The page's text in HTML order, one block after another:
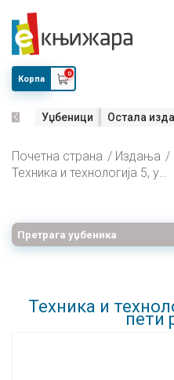
Корпа
0
Уџбеници Остала
Почетна страна
Издања
Техника и технологија 5, уџбеник за пети разред
Претрага уџбеника
Техника и
пети